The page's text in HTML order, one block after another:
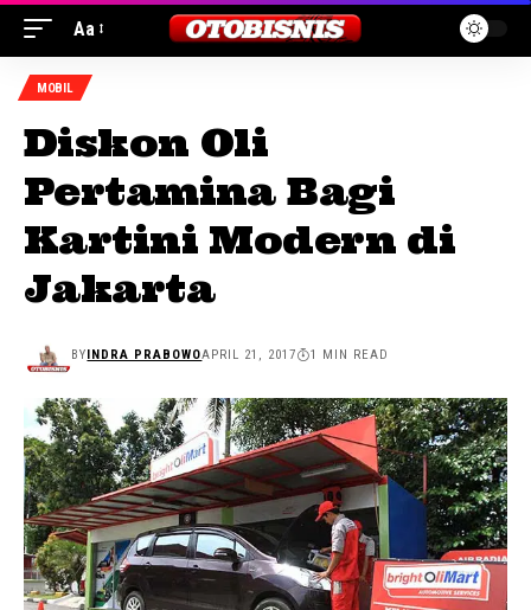
Aa
MOBIL
Diskon Oli
Pertamina Bagi
Kartini Modern di
Jakarta
BYINDRA PRABOWOAPRIL 21, 2017 1 MIN READ